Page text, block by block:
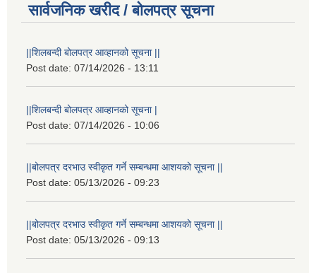
सार्वजनिक खरीद / बोलपत्र सूचना
||शिलबन्दी बोलपत्र आव्हानको सूचना ||
Post date: 07/14/2026 - 13:11
||शिलबन्दी बोलपत्र आव्हानको सूचना |
Post date: 07/14/2026 - 10:06
||बोलपत्र दरभाउ स्वीकृत गर्ने सम्बन्धमा आशयको सूचना ||
Post date: 05/13/2026 - 09:23
||बोलपत्र दरभाउ स्वीकृत गर्ने सम्बन्धमा आशयको सूचना ||
Post date: 05/13/2026 - 09:13